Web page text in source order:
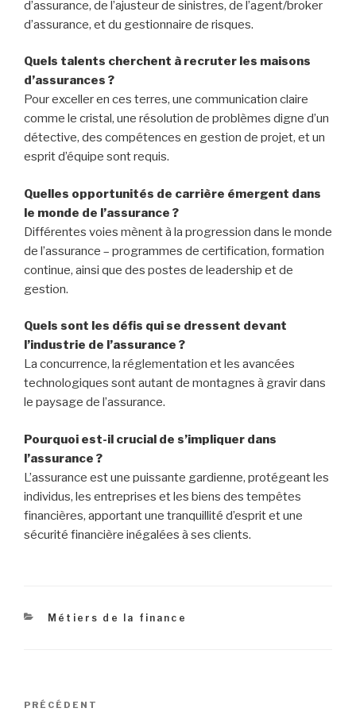
à des vagues de tsunami. Les guerriers de l’assurance
opportunités d’emploi qui font battre le cœur plus fort.
En somme, le domaine de l’assurance, ce vaste océan,
regorge d’opportunités pour les audacieux prêts à
naviguer dans ses eaux parfois tumultueuses. Les défis ?
Inévitablement présents. Mais ils ne sont qu’une carte de
gratifiante pour ces professionnels qui cherchent à
protéger leurs clients des tempêtes financières.
FAQ
rôles se dressent ?
Explorez les terres de l’actuaire, du souscripteur
d’assurance, de l’ajusteur de sinistres, de l’agent/broker
d’assurance, et du gestionnaire de risques.
d’assurances ?
Pour exceller en ces terres, une communication claire
comme le cristal, une résolution de problèmes digne d’un
détective, des compétences en gestion de projet, et un
esprit d’équipe sont requis.
continue, ainsi que des postes de leadership et de
l’industrie de l’assurance ?